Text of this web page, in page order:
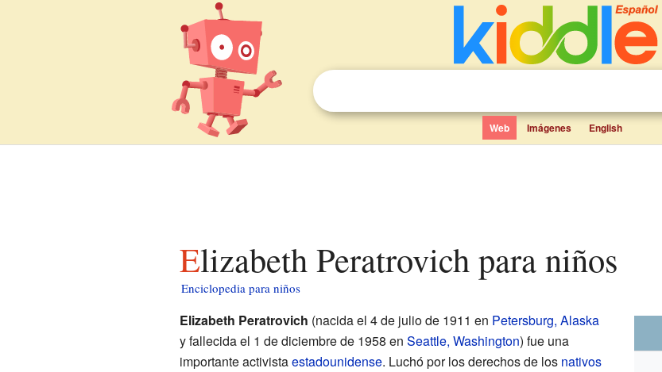
Web Imágenes English
Elizabeth Peratrovich para niños
Enciclopedia para niños
Elizabeth Peratrovich (nacida el 4 de julio de 1911 en Petersburg, Alaska
y fallecida el 1 de diciembre de 1958 en Seattle, Washington) fue una
importante activistaestadounidense. Luchó por los derechos de los nativos